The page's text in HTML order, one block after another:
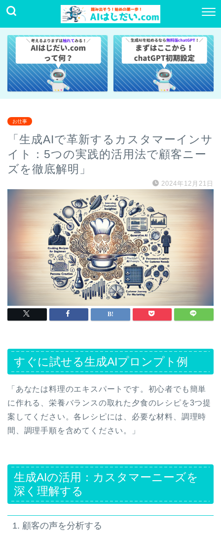
お仕事
「生成AIで革新するカスタマーインサ
イト：5つの実践的活用法で顧客ニー
ズを徹底解明」
2024年12月21日
すぐに試せる生成AIプロンプト例
「あなたは料理のエキスパートです。初心者でも簡単
に作れる、栄養バランスの取れた夕食のレシピを3つ提
案してください。各レシピには、必要な材料、調理時
間、調理手順を含めてください。」
生成AIの活用：カスタマーニーズを
深く理解する
1. 顧客の声を分析する